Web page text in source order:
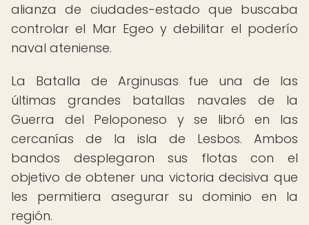
alianza de ciudades-estado que buscaba
controlar el Mar Egeo y debilitar el poderío
naval ateniense.
La Batalla de Arginusas fue una de las
últimas grandes batallas navales de la
Guerra del Peloponeso y se libró en las
cercanías de la isla de Lesbos. Ambos
bandos desplegaron sus flotas con el
objetivo de obtener una victoria decisiva que
les permitiera asegurar su dominio en la
región.